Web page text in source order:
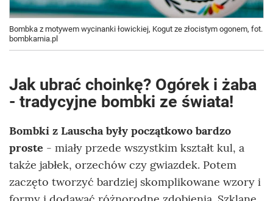
Bombka z motywem wycinanki łowickiej, Kogut ze złocistym ogonem, fot.
bombkarnia.pl
Jak ubrać choinkę? Ogórek i żaba
- tradycyjne bombki ze świata!
Bombki z Lauscha były początkowo bardzo
proste - miały przede wszystkim kształt kul, a
także jabłek, orzechów czy gwiazdek. Potem
zaczęto tworzyć bardziej skomplikowane wzory i